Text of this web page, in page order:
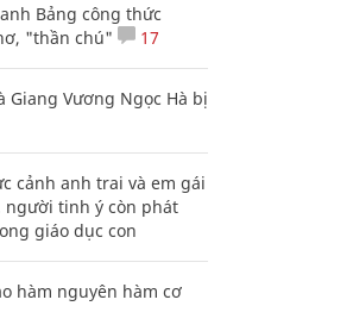
Bảng công thức
"thần chú"
17
Giang Vương Ngọc Hà bị
cảnh anh trai và em gái
tinh ý còn phát
giáo dục con
hàm nguyên hàm cơ